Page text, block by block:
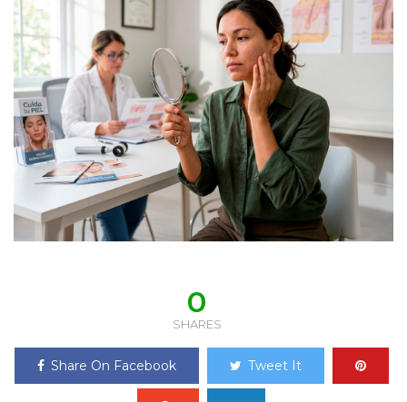
0
SHARES
Share On Facebook Tweet It